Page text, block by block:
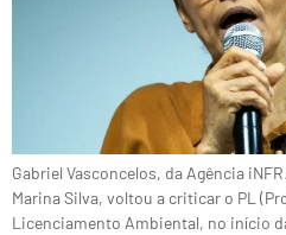
Gabriel Vasconcelos, da Agência
Marina Silva, voltou a criticar o PL
Licenciamento Ambiental, no início